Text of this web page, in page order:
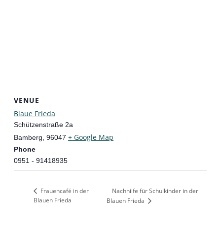
VENUE
Blaue Frieda
Schützenstraße 2a
Bamberg 96047 + Google Map
Phone
0951 - 91418935
Frauencafé in der
Blauen Frieda
Nachhilfe für Schulkinder in der
Blauen Frieda